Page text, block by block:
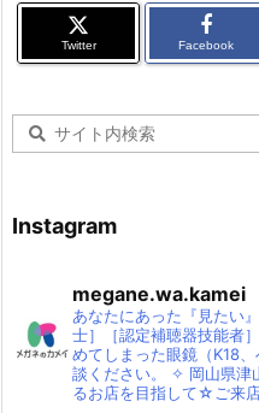
Twitter Facebook
Instagram
megane.wa.kamei
あなたにあった『見たい
士］［認定補聴器技能者
めてしまった眼鏡（K18、
談ください。
✧ 岡山県津
るお店を目指して☆ご来